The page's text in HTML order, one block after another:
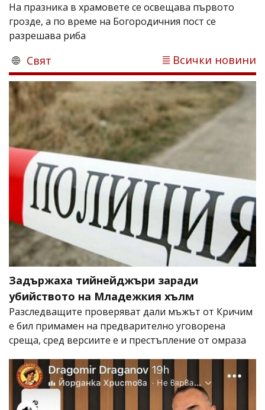
На празника в храмовете се освещава първото
грозде, а по време на Богородичния пост се
разрешава риба
Свят Всички новини
Задържаха тийнейджъри заради
убийството на Младежкия хълм
Разследващите проверяват дали мъжът от Кричим
е бил примамен на предварително уговорена
среща, сред версиите е и престъпление от омраза